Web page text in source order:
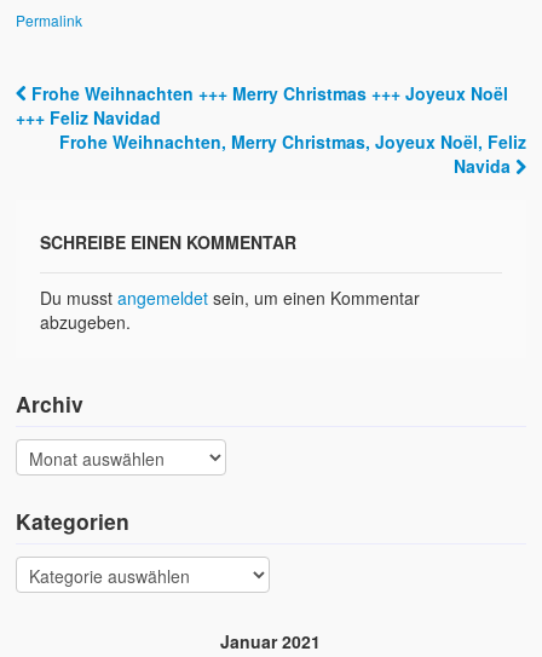
Permalink
Post navigation
Frohe Weihnachten +++ Merry Christmas +++ Joyeux Noël
+++ Feliz Navidad
Frohe Weihnachten, Merry Christmas, Joyeux Noël, Feliz
Navida
SCHREIBE EINEN KOMMENTAR
Du musstangemeldet sein, um einen Kommentar
abzugeben.
Archiv
Kategorien
Januar 2021